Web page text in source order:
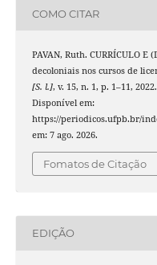
COMO CITAR
PAVAN, Ruth. CURRÍCULO
decoloniais nos cursos de
[S. l.], v. 15, n. 1, p. 1–11,
Disponível em:
https://periodicos.ufpb.br/
em: 7 ago. 2026.
Fomatos de Citação
EDIÇÃO